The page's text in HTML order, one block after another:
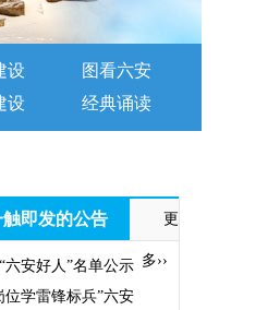
设
图看六安
设
经典诵读
即发的公告 更
多››
六安好人”名单公示
位学雷锋标兵”六安